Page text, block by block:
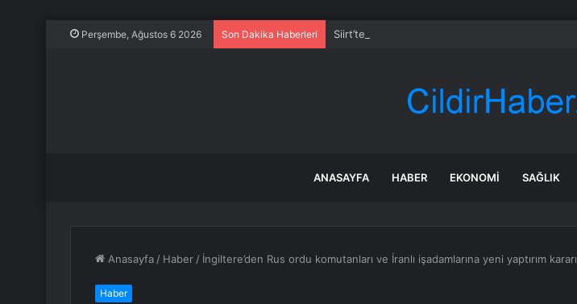
Perşembe, Ağustos 6 2026 Son Dakika Haberleri Siirt’te bayram temizliği faciası
ANASAYFA HABER EKONOMI SAĞLIK
Anasayfa / Haber / İngiltere’den Rus ordu komutanları ve İranlı işadamlarına yeni yaptırım kararı
Haber